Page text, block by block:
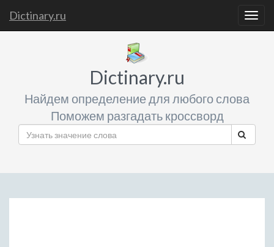
Dictinary.ru
Dictinary.ru
Найдем определение для любого слова
Поможем разгадать кроссворд